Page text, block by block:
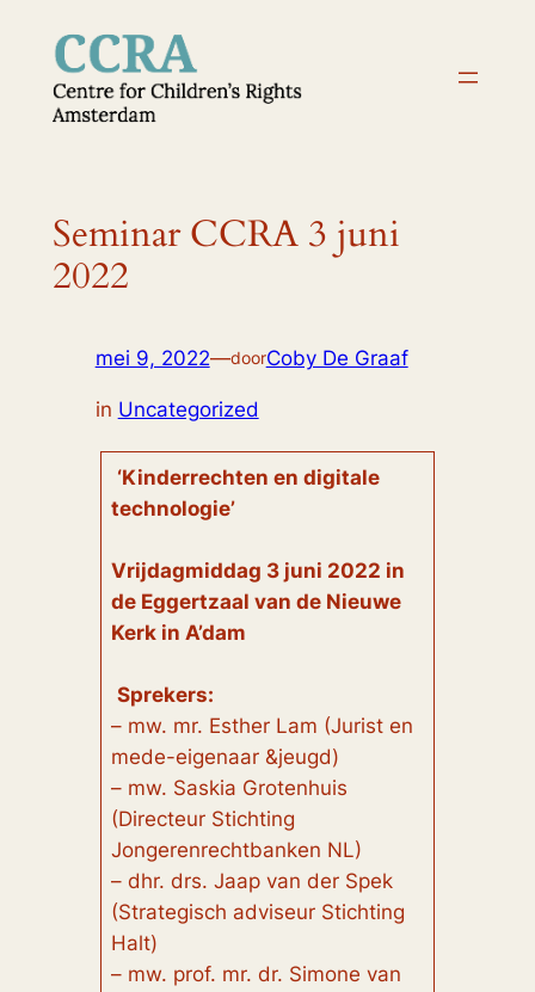
inhoud
Seminar CCRA 3 juni
2022
mei 9, 2022—doorCoby De Graaf
in Uncategorized
‘Kinderrechten en digitale
technologie’
Vrijdagmiddag 3 juni 2022 in
de Eggertzaal van de Nieuwe
Kerk in A’dam
Sprekers:
– mw. mr. Esther Lam (Jurist en
mede-eigenaar &jeugd)
– mw. Saskia Grotenhuis
(Directeur Stichting
Jongerenrechtbanken NL)
– dhr. drs. Jaap van der Spek
(Strategisch adviseur Stichting
Halt)
– mw. prof. mr. dr. Simone van